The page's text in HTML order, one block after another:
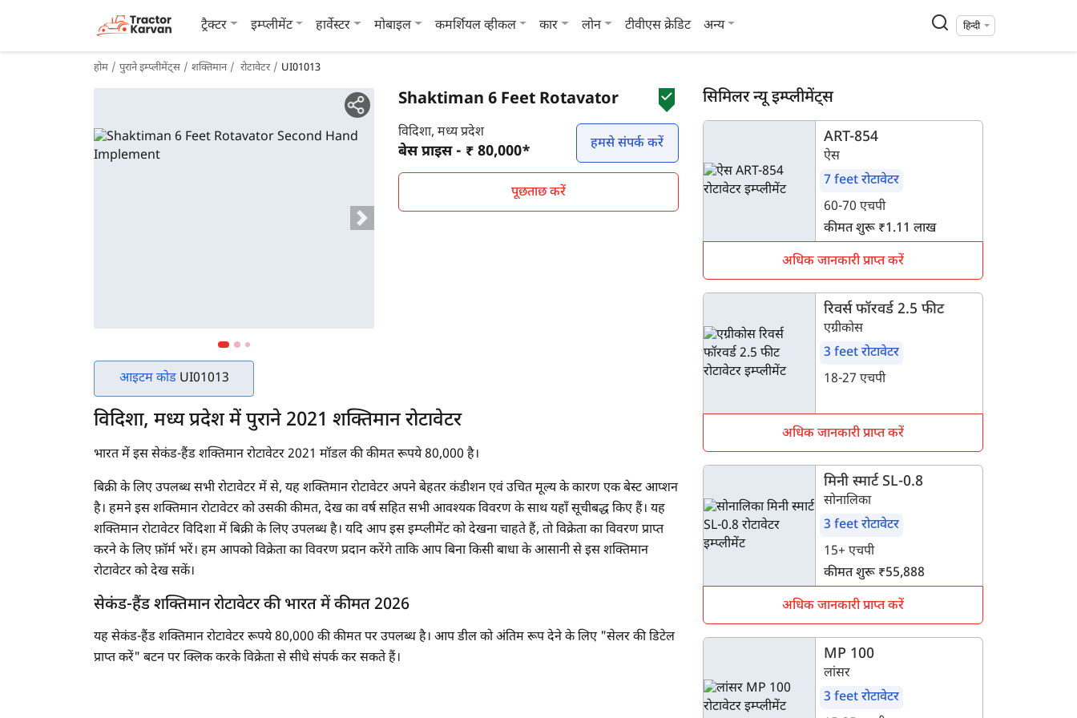
ट्रैक्टर इम्प्लीमेंट हार्वेस्टर मोबाइल कमर्शियल व्हीकल कार लोन टीवीएस क्रेडिट अन्य हिन्दी
होम पुराने इम्प्लीमेंट्स शक्तिमान रोटावेटर UI01013
Shaktiman 6 Feet Rotavator
विदिशा, मध्य प्रदेश
बेस प्राइस - ₹ 80,000* हमसे संपर्क करें
पूछताछ करें
आइटम कोड UI01013
विदिशा, मध्य प्रदेश में पुराने 2021 शक्तिमान रोटावेटर
भारत में इस सेकंड-हैंड शक्तिमान रोटावेटर 2021 मॉडल की कीमत रूपये 80,000 है।
बिक्री के लिए उपलब्ध सभी रोटावेटर में से, यह शक्तिमान रोटावेटर अपने बेहतर कंडीशन एवं उचित मूल्य के कारण एक बेस्ट आप्शन
है। हमने इस शक्तिमान रोटावेटर को उसकी कीमत, देख का वर्ष सहित सभी आवश्यक विवरण के साथ यहाँ सूचीबद्ध किए हैं। यह
शक्तिमान रोटावेटर विदिशा में बिक्री के लिए उपलब्ध है। यदि आप इस इम्प्लीमेंट को देखना चाहते हैं, तो विक्रेता का विवरण प्राप्त
करने के लिए फ़ॉर्म भरें। हम आपको विक्रेता का विवरण प्रदान करेंगे ताकि आप बिना किसी बाधा के आसानी से इस शक्तिमान
रोटावेटर को देख सकें।
सेकंड-हैंड शक्तिमान रोटावेटर की भारत में कीमत 2026
यह सेकंड-हैंड शक्तिमान रोटावेटर रूपये 80,000 की कीमत पर उपलब्ध है। आप डील को अंतिम रूप देने के लिए "सेलर की डिटेल
प्राप्त करें" बटन पर क्लिक करके विक्रेता से सीधे संपर्क कर सकते हैं।
सिमिलर न्यू इम्प्लीमेंट्स
ART-854
ऐस
7 feet रोटावेटर
60-70 एचपी
कीमत शुरू ₹1.11 लाख
अधिक जानकारी प्राप्त करें
रिवर्स फॉरवर्ड 2.5 फीट
एग्रीकोस
3 feet रोटावेटर
18-27 एचपी
अधिक जानकारी प्राप्त करें
मिनी स्मार्ट SL-0.8
सोनालिका
3 feet रोटावेटर
15+ एचपी
कीमत शुरू ₹55,888
अधिक जानकारी प्राप्त करें
MP 100
लांसर
3 feet रोटावेटर